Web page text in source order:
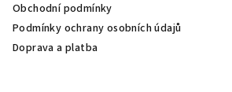
Obchodní podmínky
Podmínky ochrany osobních údajů
Doprava a platba